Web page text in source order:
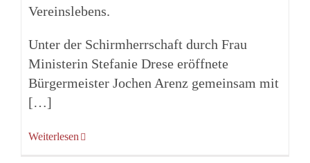
Vereinslebens.
Unter der Schirmherrschaft durch Frau
Ministerin Stefanie Drese eröffnete
Bürgermeister Jochen Arenz gemeinsam mit
[…]
Weiterlesen